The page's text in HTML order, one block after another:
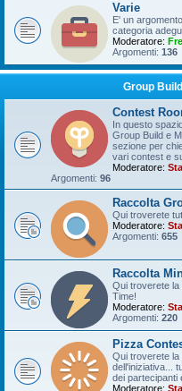
Varie
E' un
categoria
Moderatore:
Argomenti: 136
Group
Contest
In questo
Group Build e
sezione per
vari contest e
Moderatore:
Argomenti: 96
Raccolta
Qui troverete
Moderatore:
Argomenti: 655
Raccolta
Qui troverete la
Time!
Moderatore:
Argomenti: 220
Pizza
Qui troverete la
dell'iniziativa...
dei partecipanti
Moderatore: